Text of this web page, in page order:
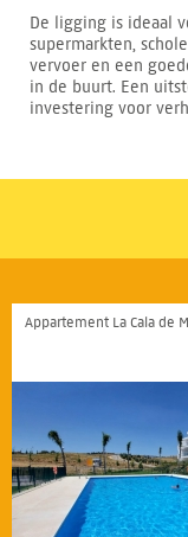
De ligging is ideaal
supermarkten,
vervoer en een
in de buurt. Een
investering voor
Appartement La Cala de